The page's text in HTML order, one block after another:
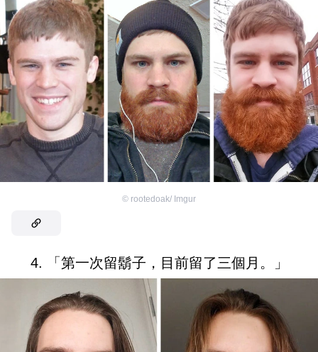
© rootedoak/ Imgur
4. 「第一次留鬍子，目前留了三個月。」